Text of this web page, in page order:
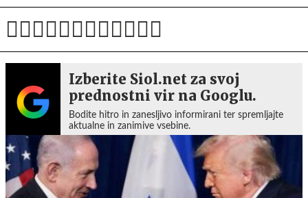
Izberite Siol.net za svoj
prednostni vir na Googlu.
Bodite hitro in zanesljivo informirani ter spremljajte
aktualne in zanimive vsebine.